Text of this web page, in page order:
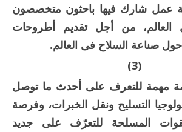
شارك فيها باحثون متخصصون
من أجل تقديم أطروحات
صناعة السلاح فى العالم.
مهمة للتعرف على أحدث ما توصل
التسليح ونقل الخبرات، وفرصة
المسلحة للتعرّف على جديد